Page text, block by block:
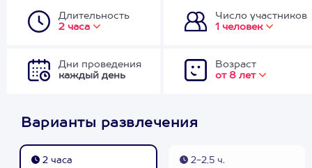
Длительность
2 часа
Число участников
1 человек
Дни проведения
каждый день
Возраст
от 8 лет
Варианты развлечения
2 часа
2-2,5 ч.